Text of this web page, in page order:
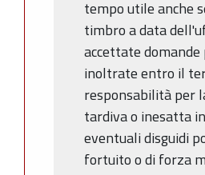
tempo utile anche
timbro a data
accettate
inoltrate entro il
responsabilità per
tardiva o inesatta
eventuali disguidi
fortuito o di forza